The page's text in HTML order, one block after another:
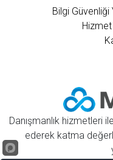
Bilgi
Danışmanlık hizmetleri
ederek katma